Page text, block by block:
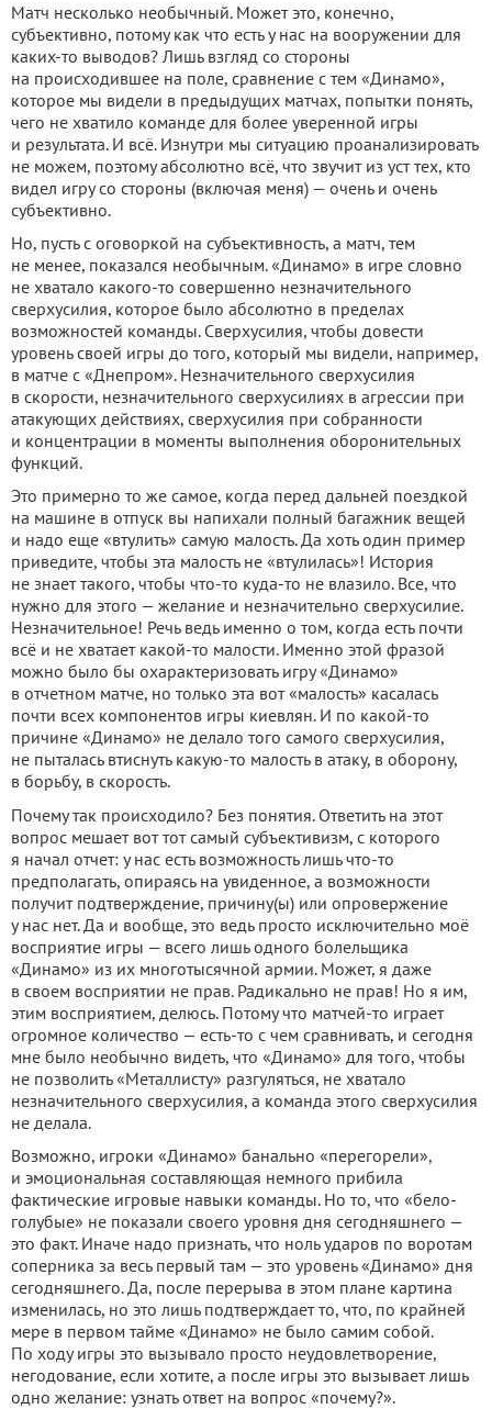
Матч несколько необычный. Может это, конечно,
субъективно, потому как что есть у нас на вооружении для
каких-то выводов? Лишь взгляд со стороны
на происходившее на поле, сравнение с тем «Динамо»,
которое мы видели в предыдущих матчах, попытки понять,
чего не хватило команде для более уверенной игры
и результата. И всё. Изнутри мы ситуацию проанализировать
не можем, поэтому абсолютно всё, что звучит из уст тех, кто
видел игру со стороны (включая меня) — очень и очень
субъективно.
Но, пусть с оговоркой на субъективность, а матч, тем
не менее, показался необычным. «Динамо» в игре словно
не хватало какого-то совершенно незначительного
сверхусилия, которое было абсолютно в пределах
возможностей команды. Сверхусилия, чтобы довести
уровень своей игры до того, который мы видели, например,
в матче с «Днепром». Незначительного сверхусилия
в скорости, незначительного сверхусилиях в агрессии при
атакующих действиях, сверхусилия при собранности
и концентрации в моменты выполнения оборонительных
функций.
Это примерно то же самое, когда перед дальней поездкой
на машине в отпуск вы напихали полный багажник вещей
и надо еще «втулить» самую малость. Да хоть один пример
приведите, чтобы эта малость не «втулилась»! История
не знает такого, чтобы что-то куда-то не влазило. Все, что
нужно для этого — желание и незначительно сверхусилие.
Незначительное! Речь ведь именно о том, когда есть почти
всё и не хватает какой-то малости. Именно этой фразой
можно было бы охарактеризовать игру «Динамо»
в отчетном матче, но только эта вот «малость» касалась
почти всех компонентов игры киевлян. И по какой-то
причине «Динамо» не делало того самого сверхусилия,
не пыталась втиснуть какую-то малость в атаку, в оборону,
в борьбу, в скорость.
Почему так происходило? Без понятия. Ответить на этот
вопрос мешает вот тот самый субъективизм, с которого
я начал отчет: у нас есть возможность лишь что-то
предполагать, опираясь на увиденное, а возможности
получит подтверждение, причину(ы) или опровержение
у нас нет. Да и вообще, это ведь просто исключительно моё
восприятие игры — всего лишь одного болельщика
«Динамо» из их многотысячной армии. Может, я даже
в своем восприятии не прав. Радикально не прав! Но я им,
этим восприятием, делюсь. Потому что матчей-то играет
огромное количество — есть-то с чем сравнивать, и сегодня
мне было необычно видеть, что «Динамо» для того, чтобы
не позволить «Металлисту» разгуляться, не хватало
незначительного сверхусилия, а команда этого сверхусилия
не делала.
Возможно, игроки «Динамо» банально «перегорели»,
и эмоциональная составляющая немного прибила
фактические игровые навыки команды. Но то, что «бело-
голубые» не показали своего уровня дня сегодняшнего —
это факт. Иначе надо признать, что ноль ударов по воротам
соперника за весь первый там — это уровень «Динамо» дня
сегодняшнего. Да, после перерыва в этом плане картина
изменилась, но это лишь подтверждает то, что, по крайней
мере в первом тайме «Динамо» не было самим собой.
По ходу игры это вызывало просто неудовлетворение,
негодование, если хотите, а после игры это вызывает лишь
одно желание: узнать ответ на вопрос «почему?».